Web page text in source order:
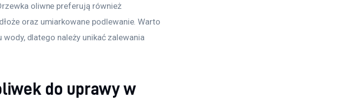
oliwne preferują również
oraz umiarkowane podlewanie. Warto
dlatego należy unikać zalewania
do uprawy w